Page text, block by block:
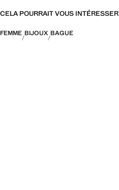
CELA POURRAIT VOUS INTÉRESSER
FEMME BIJOUX BAGUE